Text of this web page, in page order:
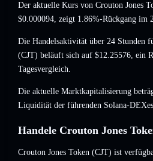
Der aktuelle Kurs von Crouton Jones
$0.000094, zeigt 1.86%-Rückgang im
Die Handelsaktivität über 24 Stunden
(CJT) beläuft sich auf $12.25576, ein
Tagesvergleich.
Die aktuelle Marktkapitalisierung
Liquidität der führenden Solana-
Handele Crouton Jones
Crouton Jones Token (CJT) ist